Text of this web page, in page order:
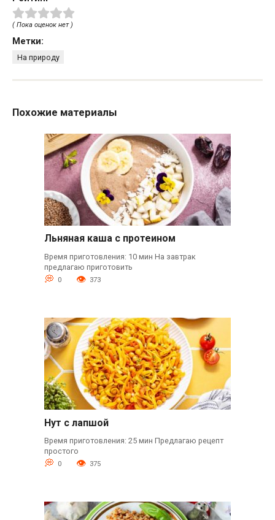
( Пока оценок нет )
Метки:
На природу
Похожие материалы
Льняная каша с протеином
Время приготовления: 10 мин На завтрак
предлагаю приготовить
0 373
Нут с лапшой
Время приготовления: 25 мин Предлагаю рецепт
простого
0 375